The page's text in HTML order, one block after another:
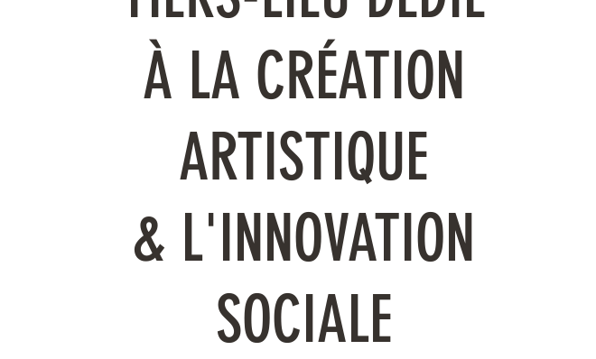
À LA CRÉATION
ARTISTIQUE
& L'INNOVATION
SOCIALE